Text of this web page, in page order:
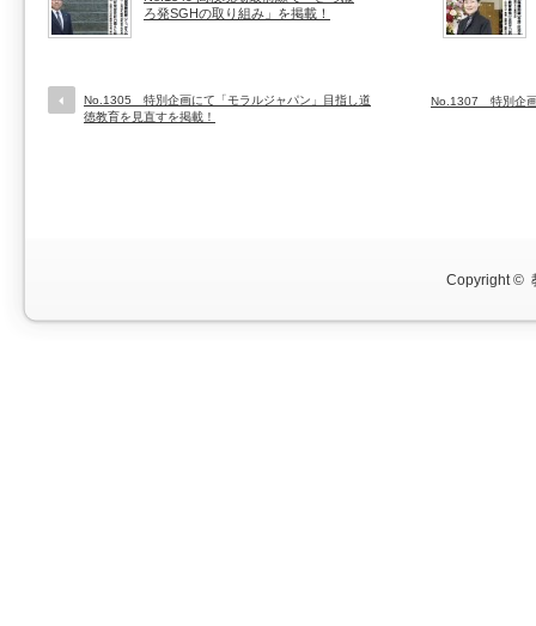
ろ発SGHの取り組み」を掲載！
No.1305 特別企画にて「モラルジャパン」目指し道
徳教育を見直すを掲載！
No.1307 特別企画
Copyright ©